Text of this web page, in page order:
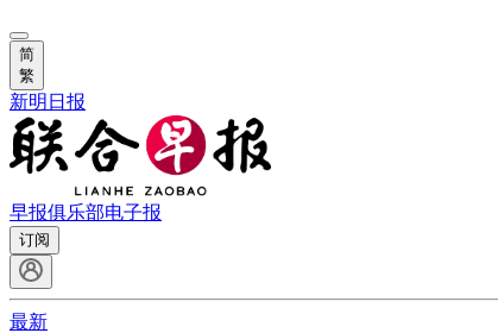
简
繁
新明日报
早报俱乐部电子报
订阅
最新